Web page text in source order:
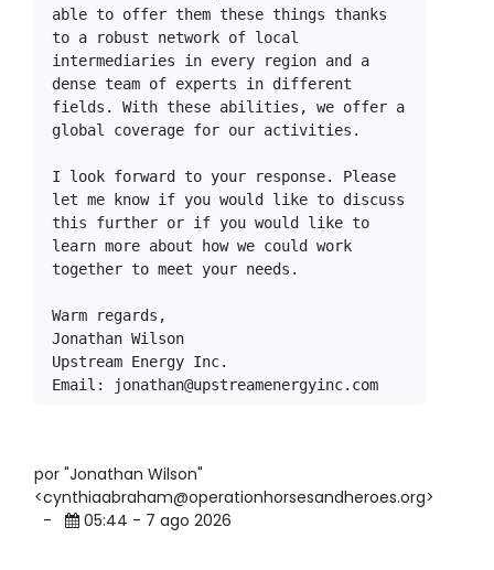
able to offer them these things thanks
to a robust network of local
intermediaries in every region and a
dense team of experts in different
fields. With these abilities, we offer a
global coverage for our activities.
I look forward to your response. Please
let me know if you would like to discuss
this further or if you would like to
learn more about how we could work
together to meet your needs.
Warm regards,
Jonathan Wilson
Upstream Energy Inc.
por "Jonathan Wilson"
<cynthiaabraham@operationhorsesandheroes.org>
-
05:44 - 7 ago 2026